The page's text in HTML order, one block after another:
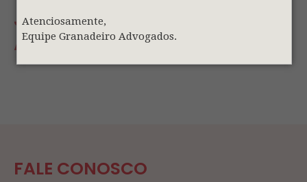
Atenciosamente,
Equipe Granadeiro Advogados.
JESSICA THAUANE ALVES –
ASSISTENTE DE RH
FALE CONOSCO